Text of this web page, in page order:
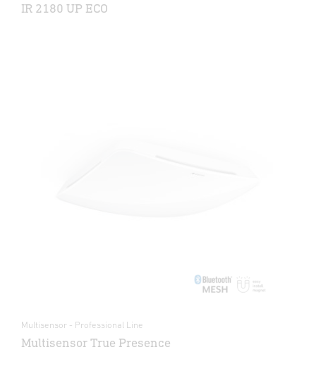
IR 2180 UP ECO
Multisensor - Professional Line
Multisensor True Presence